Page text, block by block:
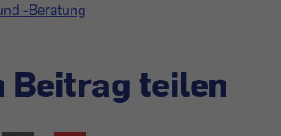
-Beratung
Beitrag teilen